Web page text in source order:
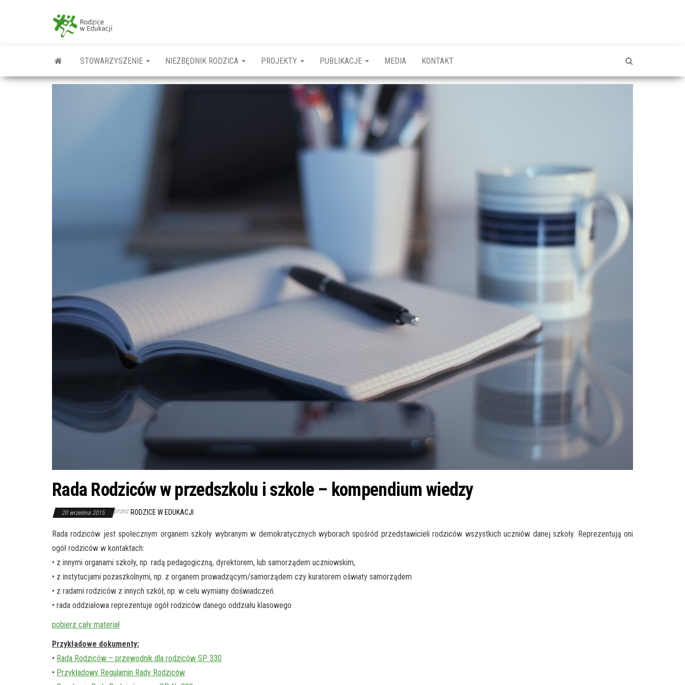
Edukacji
STOWARZYSZENIE NIEZBĘDNIK RODZICA PROJEKTY PUBLIKACJE MEDIA KONTAKT
Rada Rodziców w przedszkolu i szkole – kompendium wiedzy
20 września 2015 przez RODZICE W EDUKACJI
Rada rodziców jest społecznym organem szkoły wybranym w demokratycznych wyborach spośród przedstawicieli rodziców wszystkich uczniów danej szkoły. Reprezentują oni
ogół rodziców w kontaktach:
• z innymi organami szkoły, np. radą pedagogiczną, dyrektorem, lub samorządem uczniowskim,
• z instytucjami pozaszkolnymi, np. z organem prowadzącym/samorządem czy kuratorem oświaty samorządem
• z radami rodziców z innych szkół, np. w celu wymiany doświadczeń.
• rada oddziałowa reprezentuje ogół rodziców danego oddziału klasowego
pobierz cały materiał
Przykładowe dokumenty:
• Rada Rodziców – przewodnik dla rodziców SP 330
• Przykładowy Regulamin Rady Rodziców